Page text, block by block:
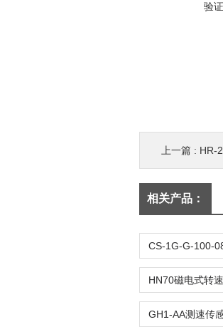
验
上一篇 : HR-
相关产品：